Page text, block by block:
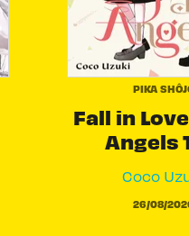
PIKA
Fall in
Angels
Coco
26/08/